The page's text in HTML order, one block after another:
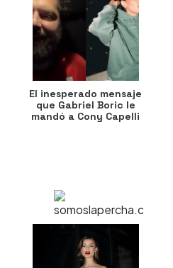
El inesperado mensaje
que Gabriel Boric le
mandó a Cony Capelli